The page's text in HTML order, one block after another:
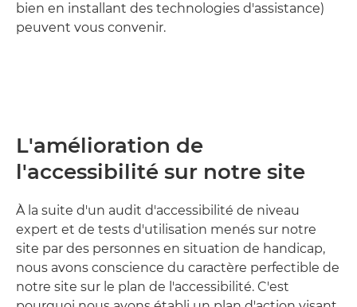
bien en installant des technologies d'assistance)
peuvent vous convenir.
L'amélioration de
l'accessibilité sur notre site
À la suite d'un audit d'accessibilité de niveau
expert et de tests d'utilisation menés sur notre
site par des personnes en situation de handicap,
nous avons conscience du caractère perfectible de
notre site sur le plan de l'accessibilité. C'est